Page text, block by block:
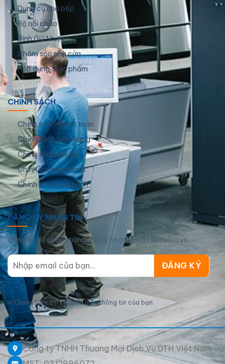
Dụng cụ nhà bếp
Bộ nồi chảo
Bình Giữ Nhiệt
Chăm sóc nhà cửa
Hộp đựng thực phẩm
CHÍNH SÁCH
Chính sách thanh toán
Chính sách giao hàng
Chính sách đổi trả
Chính sách bảo mật
Chính sách bảo hành
ĐĂNG KÝ NHẬN TIN
Đăng ký để nhận những thông tin mới nhất từ inviva.vn
✉ Chúng tôi cam kết bảo mật thông tin của bạn.
Công ty TNHH Thương Mại Dịch Vụ DTH Việt Nam